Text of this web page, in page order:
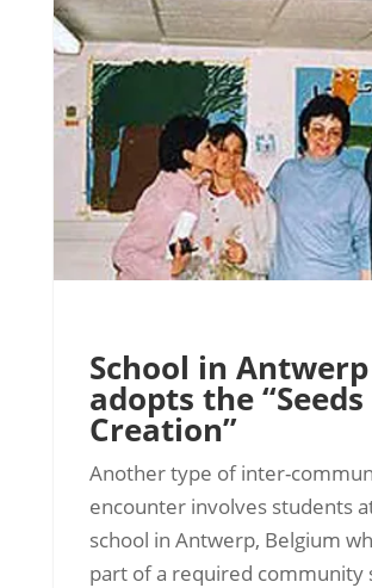
School in Antwerp
adopts the
Creation”
Another type of inter-
encounter involves students
school in Antwerp, Belgium
part of a required community